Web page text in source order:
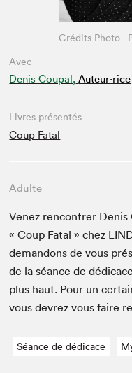
Avec
Denis Coupal, Auteur·rice
Crédits Photo -
Livres présentés
Coup Fatal
Adulte
Venez ren­con­tr­er
« Coup Fatal » chez
deman­dons de vous
de la séance de
plus haut. Pour un
vous devrez vous faire
Séance de dédicace